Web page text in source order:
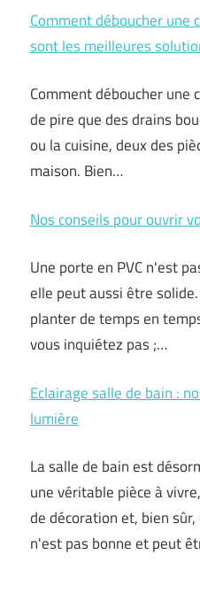
Comment déboucher une
sont les meilleures
Comment déboucher une
de pire que des drains
ou la cuisine, deux des
maison. Bien…
Nos conseils pour ouvrir
Une porte en PVC n'est
elle peut aussi être
planter de temps en
vous inquiétez pas ;…
Eclairage salle de bain :
lumière
La salle de bain est
une véritable pièce à
de décoration et, bien
n'est pas bonne et peut